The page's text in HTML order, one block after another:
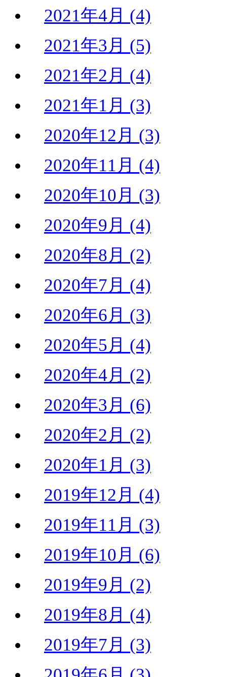
2021年4月 (4)
2021年3月 (5)
2021年2月 (4)
2021年1月 (3)
2020年12月 (3)
2020年11月 (4)
2020年10月 (3)
2020年9月 (4)
2020年8月 (2)
2020年7月 (4)
2020年6月 (3)
2020年5月 (4)
2020年4月 (2)
2020年3月 (6)
2020年2月 (2)
2020年1月 (3)
2019年12月 (4)
2019年11月 (3)
2019年10月 (6)
2019年9月 (2)
2019年8月 (4)
2019年7月 (3)